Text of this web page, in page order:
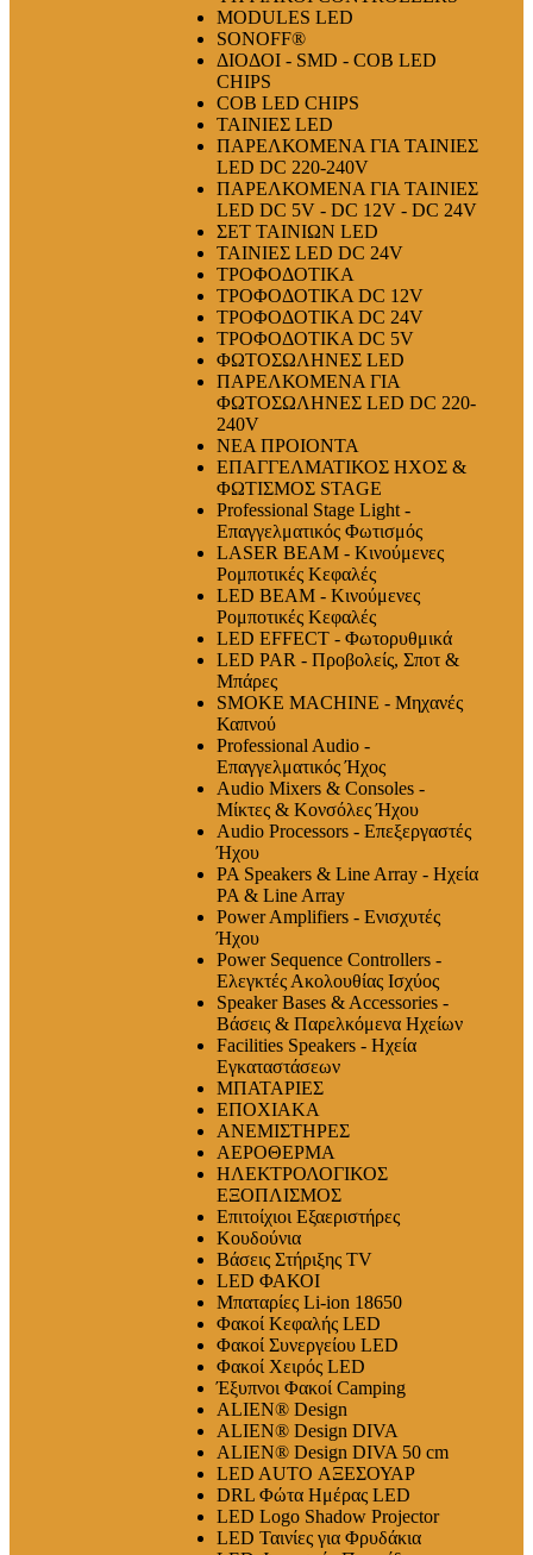
MODULES LED
SONOFF®
ΔΙΟΔΟΙ - SMD - COB LED
CHIPS
COB LED CHIPS
ΤΑΙΝΙΕΣ LED
ΠΑΡΕΛΚΟΜΕΝΑ ΓΙΑ ΤΑΙΝΙΕΣ
LED DC 220-240V
ΠΑΡΕΛΚΟΜΕΝΑ ΓΙΑ ΤΑΙΝΙΕΣ
LED DC 5V - DC 12V - DC 24V
ΣΕΤ ΤΑΙΝΙΩΝ LED
ΤΑΙΝΙΕΣ LED DC 24V
ΤΡΟΦΟΔΟΤΙΚΑ
ΤΡΟΦΟΔΟΤΙΚΑ DC 12V
ΤΡΟΦΟΔΟΤΙΚΑ DC 24V
ΤΡΟΦΟΔΟΤΙΚΑ DC 5V
ΦΩΤΟΣΩΛΗΝΕΣ LED
ΠΑΡΕΛΚΟΜΕΝΑ ΓΙΑ
ΦΩΤΟΣΩΛΗΝΕΣ LED DC 220-
240V
ΝΕΑ ΠΡΟΙΟΝΤΑ
ΕΠΑΓΓΕΛΜΑΤΙΚΟΣ ΗΧΟΣ &
ΦΩΤΙΣΜΟΣ STAGE
Professional Stage Light -
Επαγγελματικός Φωτισμός
LASER BEAM - Κινούμενες
Ρομποτικές Κεφαλές
LED BEAM - Κινούμενες
Ρομποτικές Κεφαλές
LED EFFECT - Φωτορυθμικά
LED PAR - Προβολείς, Σποτ &
Μπάρες
SMOKE MACHINE - Μηχανές
Καπνού
Professional Audio -
Επαγγελματικός Ήχος
Audio Mixers & Consoles -
Μίκτες & Κονσόλες Ήχου
Audio Processors - Επεξεργαστές
Ήχου
PA Speakers & Line Array - Ηχεία
PA & Line Array
Power Amplifiers - Ενισχυτές
Ήχου
Power Sequence Controllers -
Ελεγκτές Ακολουθίας Ισχύος
Speaker Bases & Accessories -
Βάσεις & Παρελκόμενα Ηχείων
Facilities Speakers - Ηχεία
Εγκαταστάσεων
ΜΠΑΤΑΡΙΕΣ
ΕΠΟΧΙΑΚΑ
ΑΝΕΜΙΣΤΗΡΕΣ
ΑΕΡΟΘΕΡΜΑ
ΗΛΕΚΤΡΟΛΟΓΙΚΟΣ
ΕΞΟΠΛΙΣΜΟΣ
Επιτοίχιοι Εξαεριστήρες
Κουδούνια
Βάσεις Στήριξης TV
LED ΦΑΚΟΙ
Μπαταρίες Li-ion 18650
Φακοί Κεφαλής LED
Φακοί Συνεργείου LED
Φακοί Χειρός LED
Έξυπνοι Φακοί Camping
ALIEN® Design
ALIEN® Design DIVA
ALIEN® Design DIVA 50 cm
LED AUTO ΑΞΕΣΟΥΑΡ
DRL Φώτα Ημέρας LED
LED Logo Shadow Projector
LED Ταινίες για Φρυδάκια